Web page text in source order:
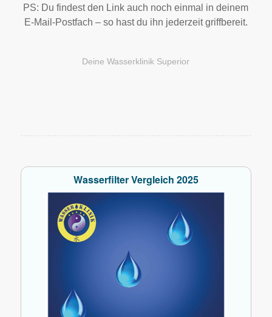
PS: Du findest den Link auch noch einmal in deinem
E-Mail-Postfach – so hast du ihn jederzeit griffbereit.
Deine Wasserklinik Superior
Wasserfilter Vergleich 2025